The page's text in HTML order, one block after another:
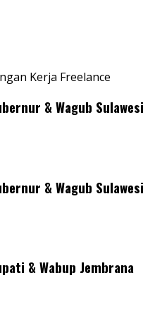
Kerja Freelance
& Wagub Sulawesi
& Wagub Sulawesi
& Wabup Jembrana